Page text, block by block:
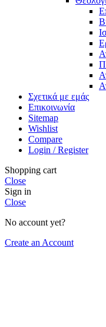
Σχετικά με εμάς
Επικοινωνία
Sitemap
Wishlist
Compare
Login / Register
Shopping cart
Close
Sign in
Close
No account yet?
Create an Account